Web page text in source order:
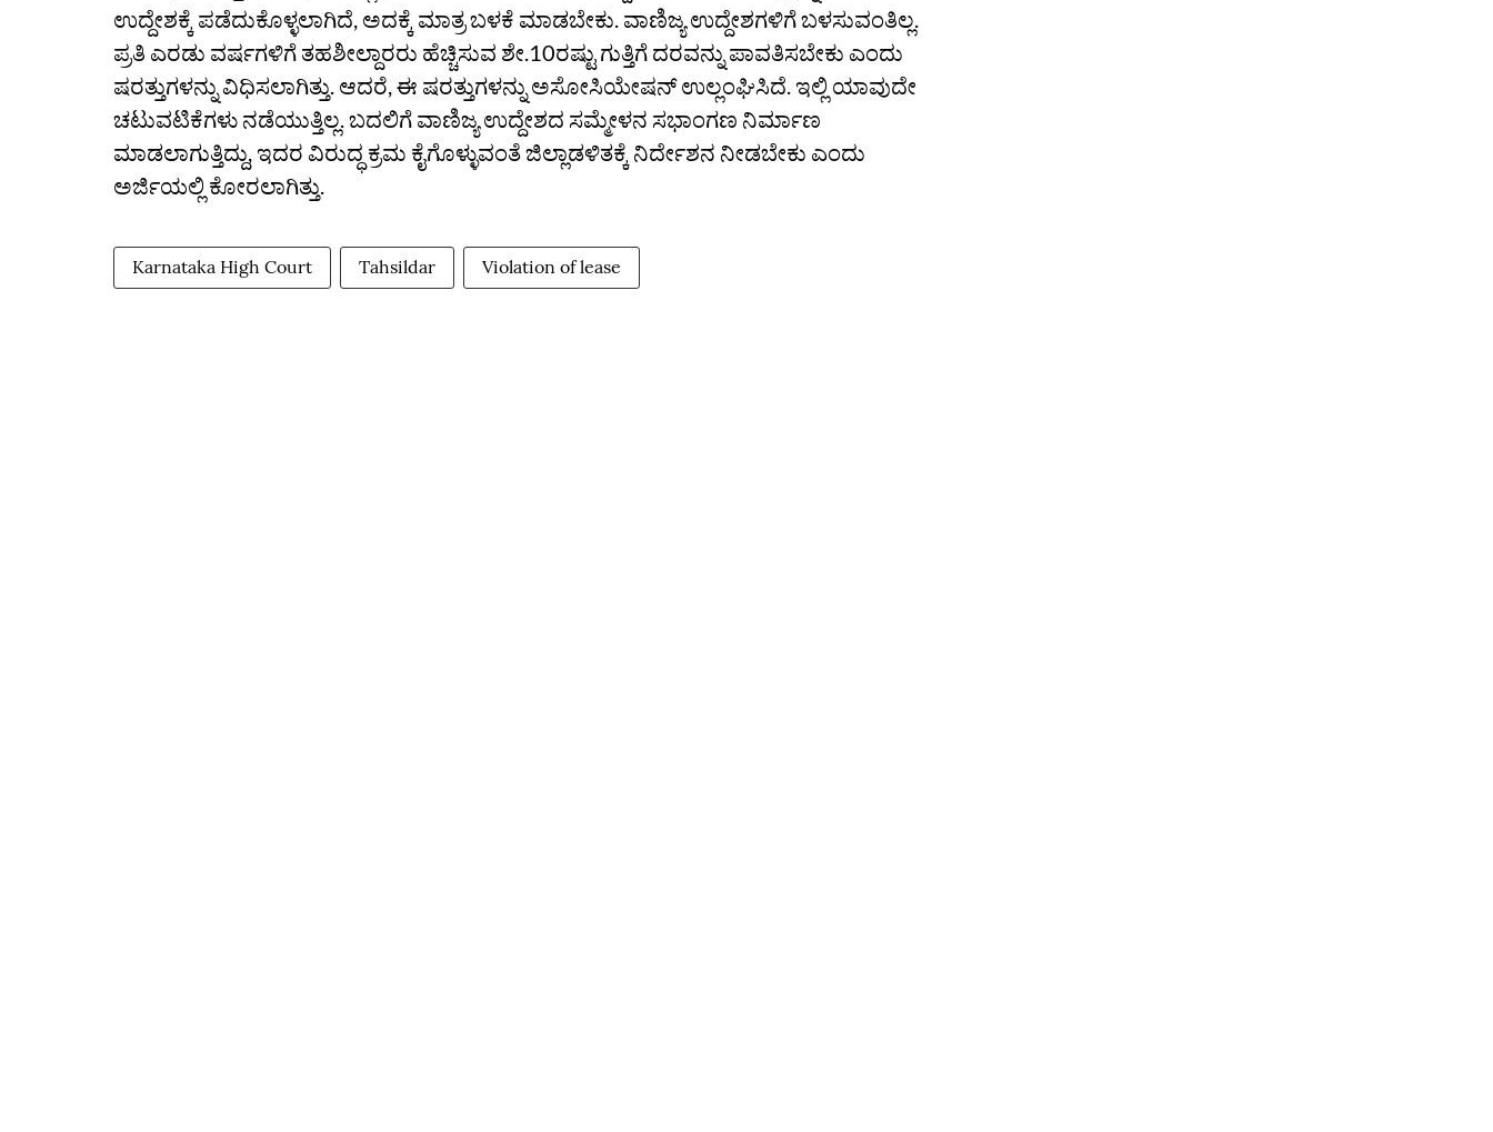
ಉದ್ದೇಶಕ್ಕೆ ಪಡೆದುಕೊಳ್ಳಲಾಗಿದೆ, ಅದಕ್ಕೆ ಮಾತ್ರ ಬಳಕೆ ಮಾಡಬೇಕು. ವಾಣಿಜ್ಯ ಉದ್ದೇಶಗಳಿಗೆ ಬಳಸುವಂತಿಲ್ಲ.
ಪ್ರತಿ ಎರಡು ವರ್ಷಗಳಿಗೆ ತಹಶೀಲ್ದಾರರು ಹೆಚ್ಚಿಸುವ ಶೇ.10ರಷ್ಟು ಗುತ್ತಿಗೆ ದರವನ್ನು ಪಾವತಿಸಬೇಕು ಎಂದು
ಷರತ್ತುಗಳನ್ನು ವಿಧಿಸಲಾಗಿತ್ತು. ಆದರೆ, ಈ ಷರತ್ತುಗಳನ್ನು ಅಸೋಸಿಯೇಷನ್ ಉಲ್ಲಂಘಿಸಿದೆ. ಇಲ್ಲಿ ಯಾವುದೇ
ಚಟುವಟಿಕೆಗಳು ನಡೆಯುತ್ತಿಲ್ಲ. ಬದಲಿಗೆ ವಾಣಿಜ್ಯ ಉದ್ದೇಶದ ಸಮ್ಮೇಳನ ಸಭಾಂಗಣ ನಿರ್ಮಾಣ
ಮಾಡಲಾಗುತ್ತಿದ್ದು, ಇದರ ವಿರುದ್ಧ ಕ್ರಮ ಕೈಗೊಳ್ಳುವಂತೆ ಜಿಲ್ಲಾಡಳಿತಕ್ಕೆ ನಿರ್ದೇಶನ ನೀಡಬೇಕು ಎಂದು
ಅರ್ಜಿಯಲ್ಲಿ ಕೋರಲಾಗಿತ್ತು.
Karnataka High Court Tahsildar Violation of lease